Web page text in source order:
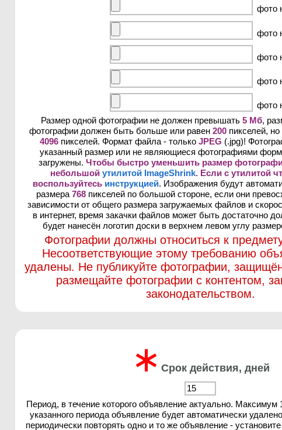
фото
фото
фото
фото
фото
Размер одной фотографии не должен превышать 5 Мб,
фотографии должен быть больше или равен 200пикселей,
4096 пикселей. Формат файла - только JPEG (.jpg)!
указанный размер или не являющиеся фотографиями
загружены. Чтобы быстро уменьшить размер
небольшой утилитой ImageShrink. Если с утилитой
воспользуйтесь инструкцией. Изображения будут
размера 768пикселей по большой стороне, если они
зависимости от общего размера загружаемых файлов и
в интернет, время закачки файлов может быть достаточно
будет нанесён логотип доски в верхнем левом углу
Фотографии должны относиться к
Несоответствующие этому требованию
удалены. Не публикуйте фотографии,
размещайте фотографии с контентом,
законодательством.
∗ Срок действия, дней
Период, в течение которого объявление актуально. Максимум
указанного периода объявление будет автоматически
периодически повторять одно и то же объявление -